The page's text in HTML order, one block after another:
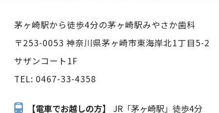
茅ヶ崎駅から徒歩4分の茅ヶ崎駅みやさか歯科
〒253-0053 神奈川県茅ヶ崎市東海岸北1丁目5-2
サザンコート1F
TEL: 0467-33-4358
【電車でお越しの方】 JR「茅ヶ崎駅」徒歩4分